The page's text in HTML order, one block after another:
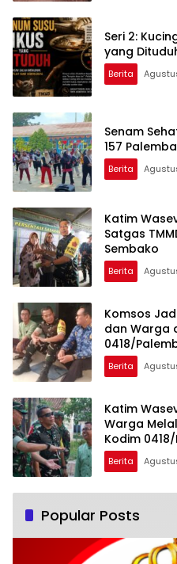
Seri 2:
yang
Berita
Senam
157
Berita
Katim
Satgas
Sembako
Berita
Komsos
dan Warga
0418/
Berita
Katim
Warga
Kodim
Berita
Popular Posts